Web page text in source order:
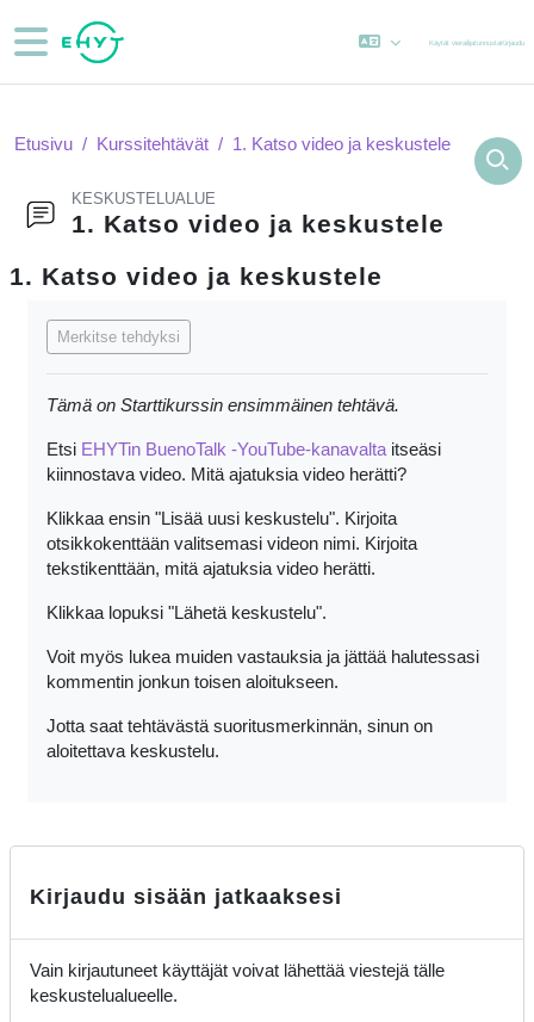
Sivupaneeli
Käytät vierailijatunnustaKirjaudu
Etusivu Kurssitehtävät 1. Katso video ja keskustele
KESKUSTELUALUE
1. Katso video ja keskustele
1. Katso video ja keskustele
Merkitse tehdyksi
Tämä on Starttikurssin ensimmäinen tehtävä.
Etsi EHYTin BuenoTalk -YouTube-kanavalta itseäsi
kiinnostava video. Mitä ajatuksia video herätti?
Klikkaa ensin "Lisää uusi keskustelu". Kirjoita
otsikkokenttään valitsemasi videon nimi. Kirjoita
tekstikenttään, mitä ajatuksia video herätti.
Klikkaa lopuksi "Lähetä keskustelu".
Voit myös lukea muiden vastauksia ja jättää halutessasi
kommentin jonkun toisen aloitukseen.
Jotta saat tehtävästä suoritusmerkinnän, sinun on
aloitettava keskustelu.
Kirjaudu sisään jatkaaksesi
Vain kirjautuneet käyttäjät voivat lähettää viestejä tälle
keskustelualueelle.